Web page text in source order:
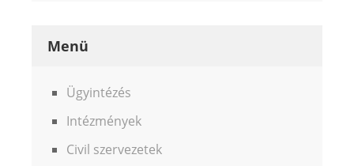
Menü
Ügyintézés
Intézmények
Civil szervezetek